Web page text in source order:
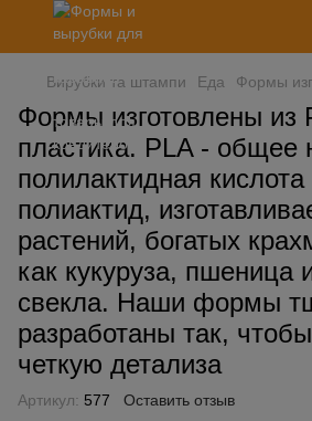
Вирубки та штампи Еда Формы
Формы изготовлены из
пластика. PLA - общее
полилактидная
полиактид,
растений, богатых
как кукуруза, пшеница
свекла. Наши формы
разработаны так,
четкую детализа
Артикул: 577 Оставить отзыв